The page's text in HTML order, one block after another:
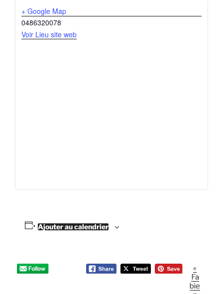
+ Google Map
0486320078
Voir Lieu site web
Ajouter au calendrier
«
Fa
bie